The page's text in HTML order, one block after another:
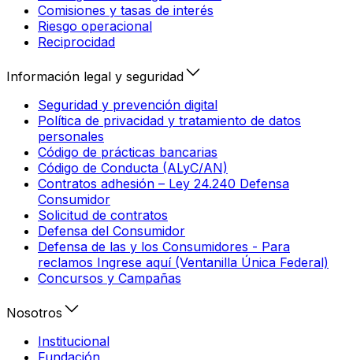
Comisiones y tasas de interés
Riesgo operacional
Reciprocidad
Información legal y seguridad
Seguridad y prevención digital
Política de privacidad y tratamiento de datos
personales
Código de prácticas bancarias
Código de Conducta (ALyC/AN)
Contratos adhesión – Ley 24.240 Defensa
Consumidor
Solicitud de contratos
Defensa del Consumidor
Defensa de las y los Consumidores - Para
reclamos Ingrese aquí (Ventanilla Única Federal)
Concursos y Campañas
Nosotros
Institucional